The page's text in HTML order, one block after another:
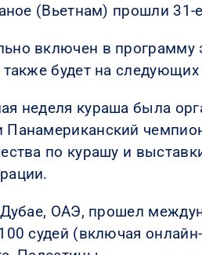
(Вьетнам) прошли
включен в программу
будет на
неделя кураша была
по курашу и
ОАЭ, прошел
судей (включая